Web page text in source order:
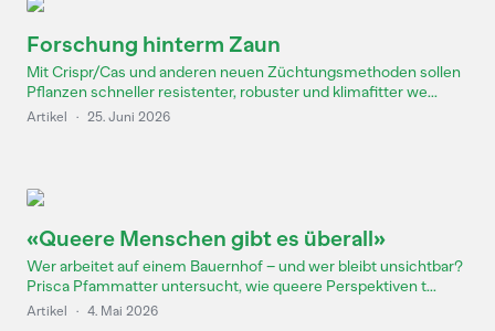
Forschung hinterm Zaun
Mit Crispr/Cas und anderen neuen Züchtungsmethoden sollen
Pflanzen schneller resistenter, robuster und klimafitter we...
Artikel · 25. Juni 2026
«Queere Menschen gibt es überall»
Wer arbeitet auf einem Bauernhof – und wer bleibt unsichtbar?
Prisca Pfammatter untersucht, wie queere Perspektiven t...
Artikel · 4. Mai 2026